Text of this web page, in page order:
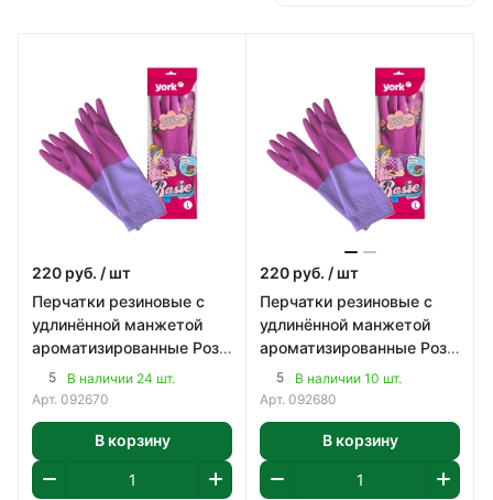
220 руб. / шт
Перчатки резиновые с
удлинённой манжетой
ароматизированные Рози
YORK (М)/12
5
В наличии 24 шт.
Арт. 092670
В корзину
220 руб. / шт
Перчатки резиновые с
удлинённой манжетой
ароматизированные Рози
YORK (L)/12
5
В наличии 10 шт.
Арт. 092680
В корзину